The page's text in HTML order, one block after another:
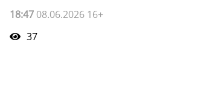
18:47 08.06.2026 16+
37